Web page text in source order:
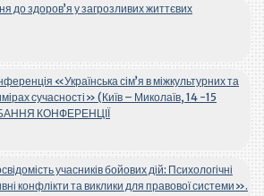
до здоров’я у загрозливих життєвих
«Українська сім’я в міжкультурних та
сучасності» (Київ – Миколаїв, 14 -15
КОНФЕРЕНЦІЇ
учасників бойових дій: Психологічні
конфлікти та виклики для правової системи».